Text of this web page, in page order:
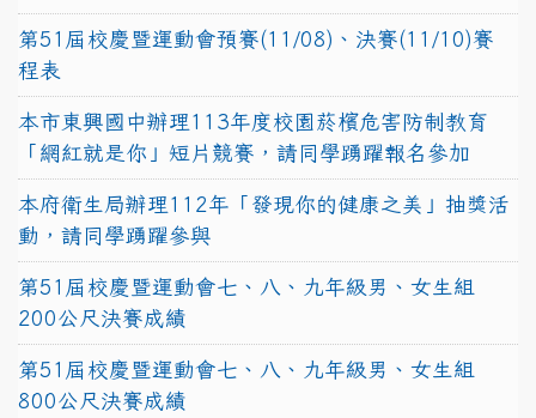
第51屆校慶暨運動會預賽(11/08)、決賽(11/10)賽
程表
本市東興國中辦理113年度校園菸檳危害防制教育
「網紅就是你」短片競賽，請同學踴躍報名參加
本府衛生局辦理112年「發現你的健康之美」抽獎活
動，請同學踴躍參與
第51屆校慶暨運動會七、八、九年級男、女生組
200公尺決賽成績
第51屆校慶暨運動會七、八、九年級男、女生組
800公尺決賽成績